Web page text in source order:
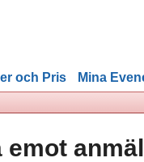
och Pris Mina
emot